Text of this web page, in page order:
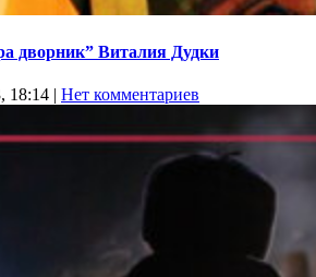
дворник” Виталия Дудки
18:14 | Нет комментариев